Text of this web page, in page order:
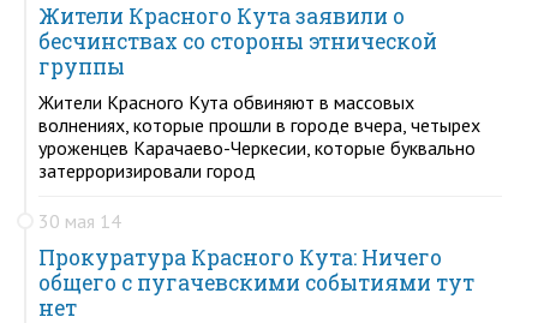
Жители Красного Кута заявили о
бесчинствах со стороны этнической
группы
Жители Красного Кута обвиняют в массовых
волнениях, которые прошли в городе вчера, четырех
уроженцев Карачаево-Черкесии, которые буквально
затерроризировали город
30 мая 14
Прокуратура Красного Кута: Ничего
общего с пугачевскими событиями тут
нет